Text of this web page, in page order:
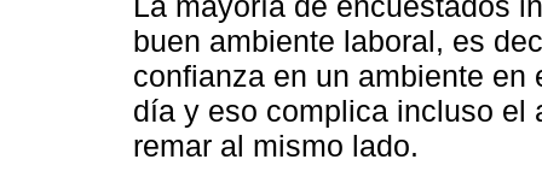
buen ambiente laboral, es
confianza en un ambiente
día y eso complica incluso el
remar al mismo lado.